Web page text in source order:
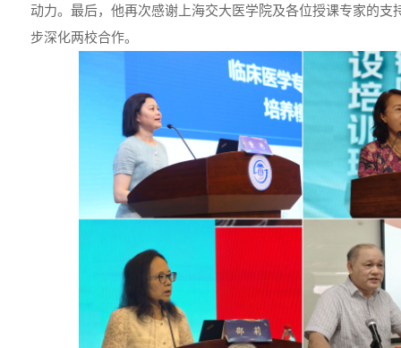
动力。最后，他再次感谢上海交大医学院及各位授课专家的支
步深化两校合作。